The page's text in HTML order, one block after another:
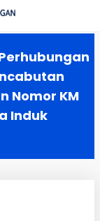
Nomor KM
Induk